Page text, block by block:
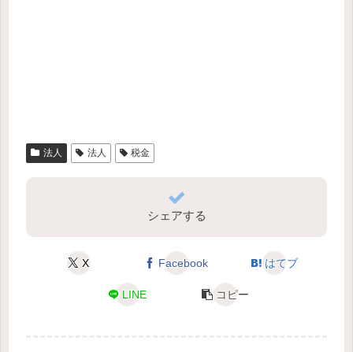
法人 法人 税金
シェアする
X Facebook はてブ
LINE コピー